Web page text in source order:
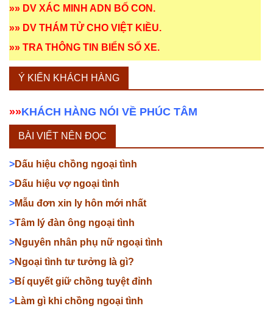
»» DV XÁC MINH ADN BỐ CON .
»» DV THÁM TỬ CHO VIỆT KIỀU.
»» TRA THÔNG TIN BIỂN SỐ XE.
Ý KIẾN KHÁCH HÀNG
»»KHÁCH HÀNG NÓI VỀ PHÚC TÂM
BÀI VIẾT NÊN ĐỌC
>Dấu hiệu chồng ngoại tình
>Dấu hiệu vợ ngoại tình
>Mẫu đơn xin ly hôn mới nhất
>Tâm lý đàn ông ngoại tình
>Nguyên nhân phụ nữ ngoại tình
>Ngoại tình tư tưởng là gì?
>Bí quyết giữ chồng tuyệt đỉnh
>Làm gì khi chồng ngoại tình